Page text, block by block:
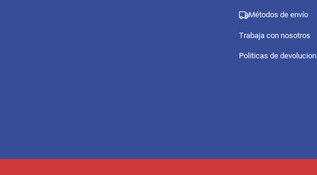
Métodos de envío
Trabaja con nosotros
Politicas de devolucion